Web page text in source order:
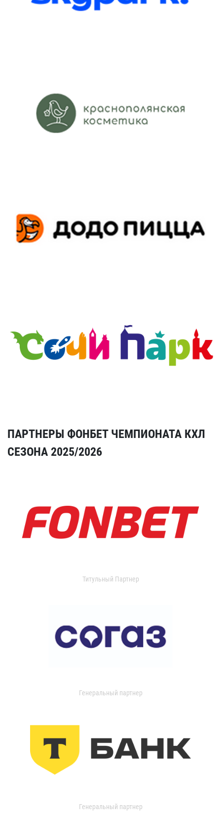
ПАРТНЕРЫ ФОНБЕТ ЧЕМПИОНАТА КХЛ
СЕЗОНА 2025/2026
Титульный Партнер
Генеральный партнер
Генеральный партнер